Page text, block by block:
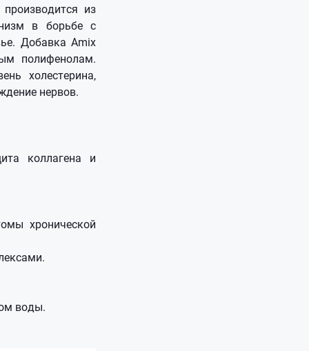
из
в борьбе с
Добавка Amix
полифенолам.
холестерина,
нервов.
коллагена и
хронической
воды.